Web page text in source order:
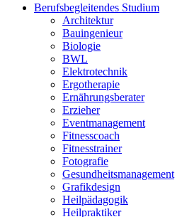
Berufsbegleitendes Studium
Architektur
Bauingenieur
Biologie
BWL
Elektrotechnik
Ergotherapie
Ernährungsberater
Erzieher
Eventmanagement
Fitnesscoach
Fitnesstrainer
Fotografie
Gesundheitsmanagement
Grafikdesign
Heilpädagogik
Heilpraktiker